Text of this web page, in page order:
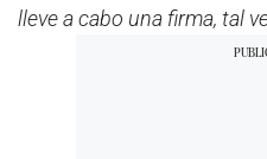
lleve a cabo una firma, tal